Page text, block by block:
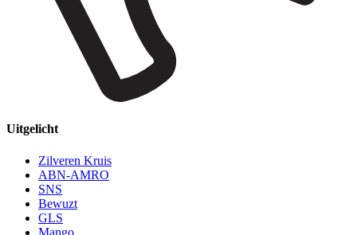
Uitgelicht
Zilveren Kruis
ABN-AMRO
SNS
Bewuzt
GLS
Mango